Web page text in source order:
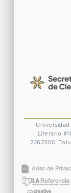
Literario
2262300